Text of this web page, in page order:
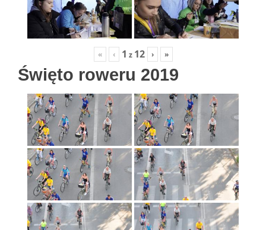
« ‹ 1 z 12 › »
Święto roweru 2019